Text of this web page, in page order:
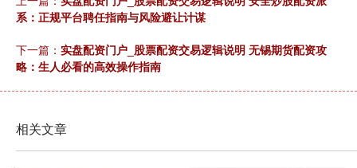
系：正规平台聘任指南与风险避让计谋
下一篇： 实盘配资门户_股票配资交易逻辑说明 无锡期货配资攻
略：生人必看的高效操作指南
相关文章